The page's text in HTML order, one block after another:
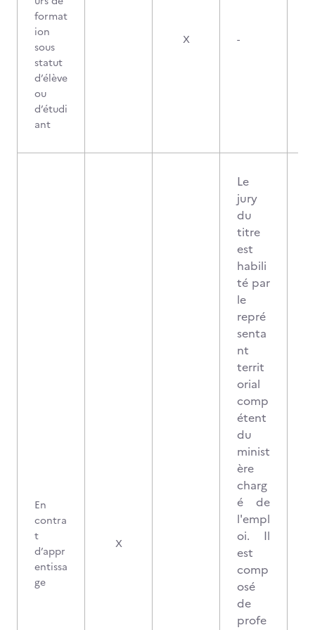
format
ion
sous
statut
d’élève
ou
d’étudi
ant
X -
En
contra
t
d’appr
entissa
ge
X
Le
jury
du
titre
est
habili
té par
le
repré
senta
nt
territ
orial
comp
étent
du
minist
ère
charg
é de
l'empl
oi. Il
est
comp
osé
de
profe